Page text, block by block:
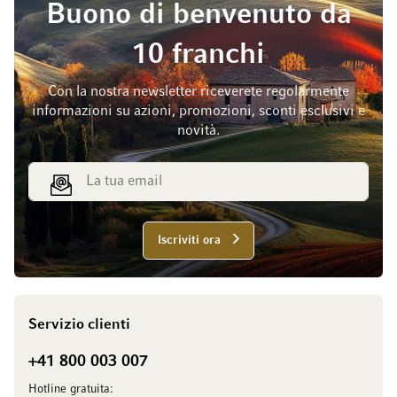
Buono di benvenuto da
10 franchi
Con la nostra newsletter riceverete regolarmente
informazioni su azioni, promozioni, sconti esclusivi e
novità.
Indirizzo email
Iscriviti ora
Servizio clienti
+41 800 003 007
Hotline gratuita: